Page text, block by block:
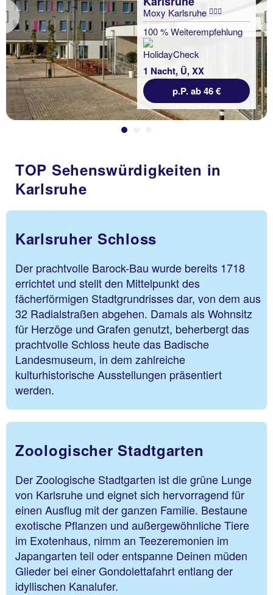
Previous
Moxy Karlsruhe
100 % Weiterempfehlung
1 Nacht, Ü, XX
p.P. ab 46 €
TOP Sehenswürdigkeiten in
Karlsruhe
Karlsruher Schloss
Der prachtvolle Barock-Bau wurde bereits 1718
errichtet und stellt den Mittelpunkt des
fächerförmigen Stadtgrundrisses dar, von dem aus
32 Radialstraßen abgehen. Damals als Wohnsitz
für Herzöge und Grafen genutzt, beherbergt das
prachtvolle Schloss heute das Badische
Landesmuseum, in dem zahlreiche
kulturhistorische Ausstellungen präsentiert
werden.
Zoologischer Stadtgarten
Der Zoologische Stadtgarten ist die grüne Lunge
von Karlsruhe und eignet sich hervorragend für
einen Ausflug mit der ganzen Familie. Bestaune
exotische Pflanzen und außergewöhnliche Tiere
im Exotenhaus, nimm an Teezeremonien im
Japangarten teil oder entspanne Deinen müden
Glieder bei einer Gondolettafahrt entlang der
idyllischen Kanalufer.